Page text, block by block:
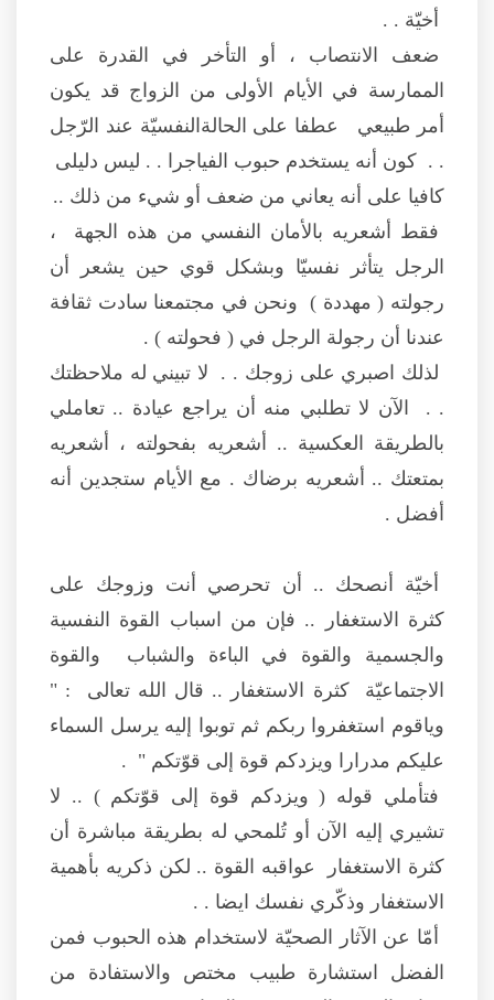
أخيّة . .
ضعف الانتصاب ، أو التأخر في القدرة على
الممارسة في الأيام الأولى من الزواج قد يكون
أمر طبيعي عطفا على الحالةالنفسيّة عند الرّجل
. . كون أنه يستخدم حبوب الفياجرا . . ليس دليلى
كافيا على أنه يعاني من ضعف أو شيء من ذلك ..
فقط أشعريه بالأمان النفسي من هذه الجهة ،
الرجل يتأثر نفسيّا وبشكل قوي حين يشعر أن
رجولته ( مهددة ) ونحن في مجتمعنا سادت ثقافة
عندنا أن رجولة الرجل في ( فحولته ) .
لذلك اصبري على زوجك . . لا تبيني له ملاحظتك
. . الآن لا تطلبي منه أن يراجع عيادة .. تعاملي
بالطريقة العكسية .. أشعريه بفحولته ، أشعريه
بمتعتك .. أشعريه برضاك . مع الأيام ستجدين أنه
أفضل .
أخيّة أنصحك .. أن تحرصي أنت وزوجك على
كثرة الاستغفار .. فإن من اسباب القوة النفسية
والجسمية والقوة في الباءة والشباب والقوة
الاجتماعيّة كثرة الاستغفار .. قال الله تعالى : "
وياقوم استغفروا ربكم ثم توبوا إليه يرسل السماء
عليكم مدرارا ويزدكم قوة إلى قوّتكم " .
فتأملي قوله ( ويزدكم قوة إلى قوّتكم ) .. لا
تشيري إليه الآن أو تُلمحي له بطريقة مباشرة أن
كثرة الاستغفار عواقبه القوة .. لكن ذكريه بأهمية
الاستغفار وذكّري نفسك ايضا . .
أمّا عن الآثار الصحيّة لاستخدام هذه الحبوب فمن
الفضل استشارة طبيب مختص والاستفادة من